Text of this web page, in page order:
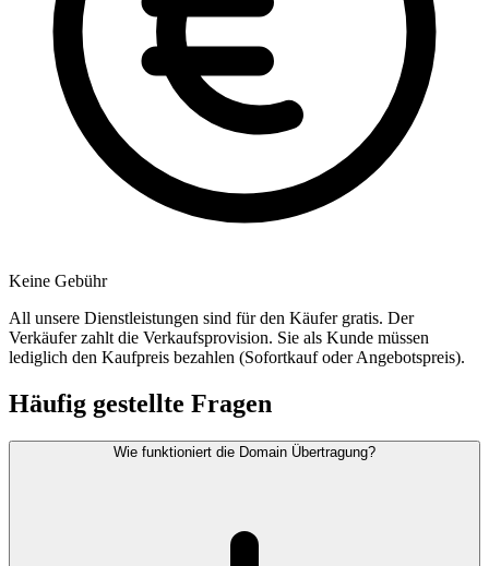
Keine Gebühr
All unsere Dienstleistungen sind für den Käufer gratis. Der
Verkäufer zahlt die Verkaufsprovision. Sie als Kunde müssen
lediglich den Kaufpreis bezahlen (Sofortkauf oder Angebotspreis).
Häufig gestellte Fragen
Wie funktioniert die Domain Übertragung?